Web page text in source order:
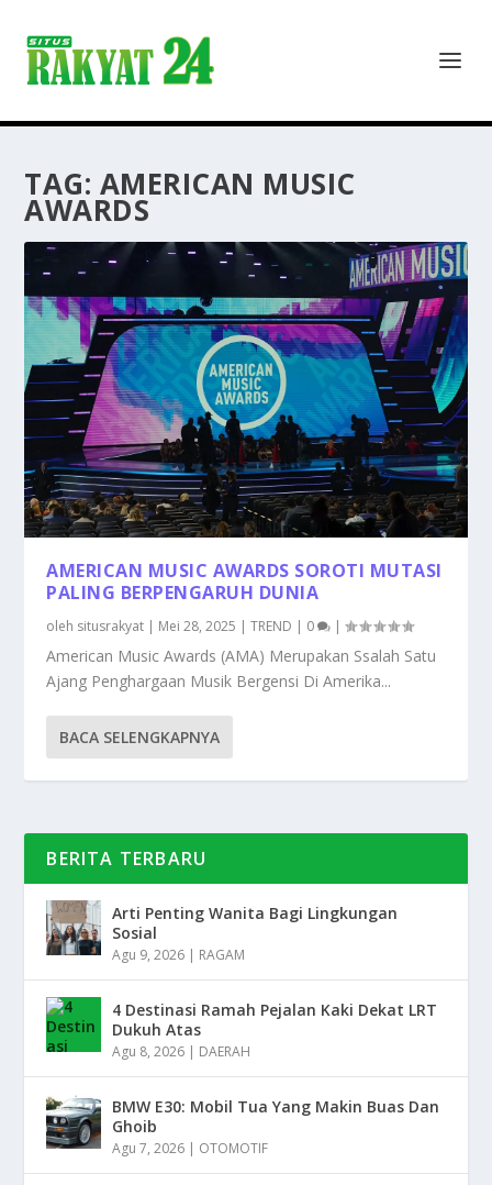
TAG: AMERICAN MUSIC
AWARDS
AMERICAN MUSIC AWARDS SOROTI MUTASI
PALING BERPENGARUH DUNIA
oleh situsrakyat | Mei 28, 2025 |TREND | 0 |
American Music Awards (AMA) Merupakan Ssalah Satu
Ajang Penghargaan Musik Bergensi Di Amerika...
BACA SELENGKAPNYA
BERITA TERBARU
Arti Penting Wanita Bagi Lingkungan
Sosial
Agu 9, 2026 | RAGAM
4 Destinasi Ramah Pejalan Kaki Dekat LRT
Dukuh Atas
Agu 8, 2026 | DAERAH
BMW E30: Mobil Tua Yang Makin Buas Dan
Ghoib
Agu 7, 2026 | OTOMOTIF